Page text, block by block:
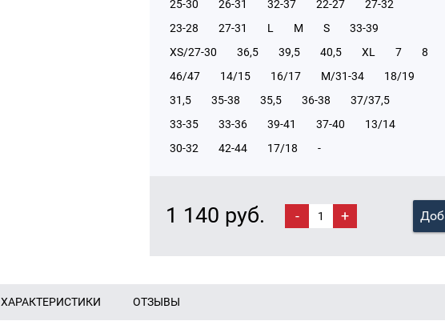
25-30
26-31 32-37 22-27
27-32
23-28
27-31 L M S
33-39
XS/27-30
36,5 39,5 40,5 XL 7
8
46/47
14/15 16/17 М/31-34
18/19
31,5
35-38 35,5 36-38
37/37,5
33-35
33-36 39-41 37-40
13/14
30-32
42-44 17/18 -
1 140 руб. - +
ХАРАКТЕРИСТИКИ ОТЗЫВЫ